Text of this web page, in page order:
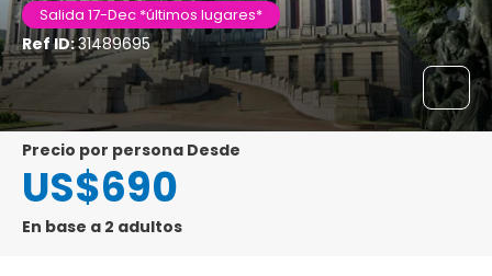
Salida 17-Dec *últimos lugares*
Ref ID:31489695
precio por persona Desde
US$690
En base a 2 adultos